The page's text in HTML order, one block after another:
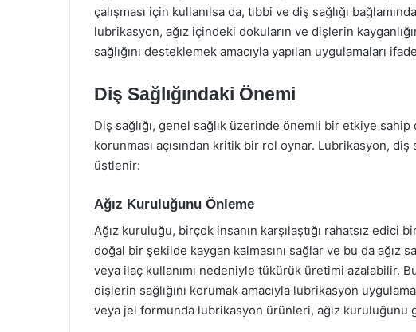
çalışması için kullanılsa da, tıbbi ve diş sağlığı
lubrikasyon, ağız içindeki dokuların ve dişlerin
sağlığını desteklemek amacıyla yapılan uygulamaları
Diş Sağlığındaki Önemi
Diş sağlığı, genel sağlık üzerinde önemli bir etkiye
korunması açısından kritik bir rol oynar. Lubrikasyon,
üstlenir:
Ağız Kuruluğunu Önleme
Ağız kuruluğu, birçok insanın karşılaştığı rahatsız
doğal bir şekilde kaygan kalmasını sağlar ve bu da ağız
veya ilaç kullanımı nedeniyle tükürük üretimi azalabilir.
dişlerin sağlığını korumak amacıyla lubrikasyon
veya jel formunda lubrikasyon ürünleri, ağız kuruluğunu